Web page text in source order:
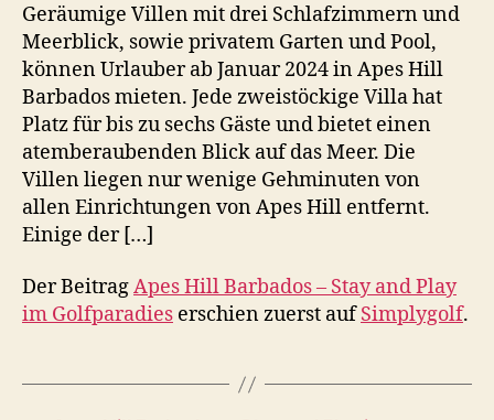
Geräumige Villen mit drei Schlafzimmern und
Meerblick, sowie privatem Garten und Pool,
können Urlauber ab Januar 2024 in Apes Hill
Barbados mieten. Jede zweistöckige Villa hat
Platz für bis zu sechs Gäste und bietet einen
atemberaubenden Blick auf das Meer. Die
Villen liegen nur wenige Gehminuten von
allen Einrichtungen von Apes Hill entfernt.
Einige der […]
Der BeitragApes Hill Barbados – Stay and Play
im Golfparadies erschien zuerst aufSimplygolf.